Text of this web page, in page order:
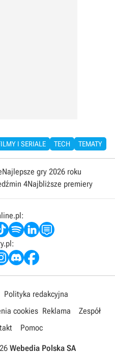
I SERIALE TECH TEMATY
Najlepsze gry 2026 roku
4Najbliższe premiery
Polityka redakcyjna
cookies Reklama
Zespół
Pomoc
Webedia Polska SA